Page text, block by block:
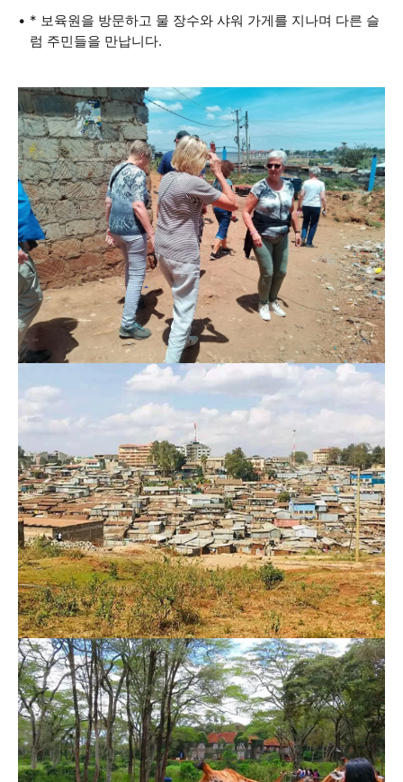
* 보육원을 방문하고 물 장수와 샤워 가게를 지나며 다른 슬
럼 주민들을 만납니다.